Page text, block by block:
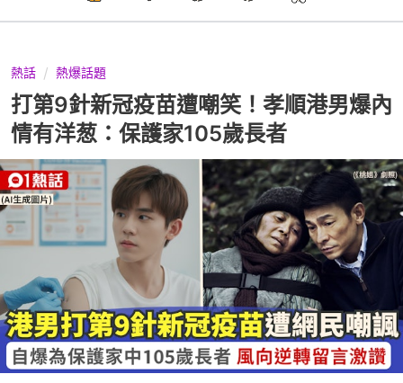
熱話 熱爆話題
打第9針新冠疫苗遭嘲笑！孝順港男爆內
情有洋葱：保護家105歲長者